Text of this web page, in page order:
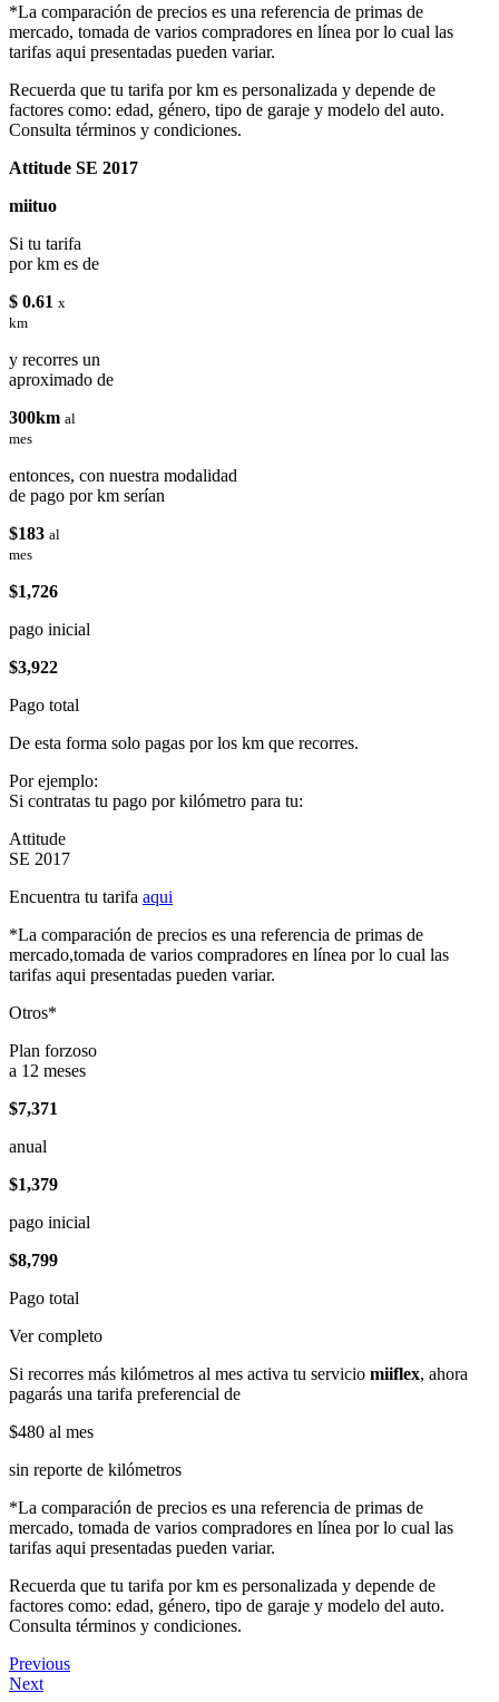
*La comparación de precios es una referencia de primas de
mercado, tomada de varios compradores en línea por lo cual las
tarifas aqui presentadas pueden variar.
Recuerda que tu tarifa por km es personalizada y depende de
factores como: edad, género, tipo de garaje y modelo del auto.
Consulta términos y condiciones.
Attitude SE 2017
miituo
Si tu tarifa
por km es de
$ 0.61 x
km
y recorres un
aproximado de
300km al
mes
entonces, con nuestra modalidad
de pago por km serían
$183 al
mes
$1,726
pago inicial
$3,922
Pago total
De esta forma solo pagas por los km que recorres.
Por ejemplo:
Si contratas tu pago por kilómetro para tu:
Attitude
SE 2017
Encuentra tu tarifa aqui
*La comparación de precios es una referencia de primas de
mercado,tomada de varios compradores en línea por lo cual las
tarifas aqui presentadas pueden variar.
Otros*
Plan forzoso
a 12 meses
$7,371
anual
$1,379
pago inicial
$8,799
Pago total
Ver completo
Si recorres más kilómetros al mes activa tu servicio miiflex, ahora
pagarás una tarifa preferencial de
$480 al mes
sin reporte de kilómetros
*La comparación de precios es una referencia de primas de
mercado, tomada de varios compradores en línea por lo cual las
tarifas aqui presentadas pueden variar.
Recuerda que tu tarifa por km es personalizada y depende de
factores como: edad, género, tipo de garaje y modelo del auto.
Consulta términos y condiciones.
Previous
Next